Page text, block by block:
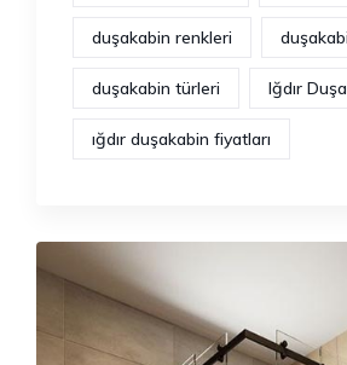
duşakabin renkleri
duşakabin türleri Iğdır
ığdır duşakabin fiyatları